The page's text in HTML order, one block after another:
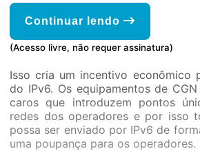
Continuar lendo
(Acesso livre, não requer assinatura)
Isso cria um incentivo econômico
do IPv6. Os equipamentos de
caros que introduzem pontos
redes dos operadores e por isso
possa ser enviado por IPv6 de
uma poupança para os operadores.